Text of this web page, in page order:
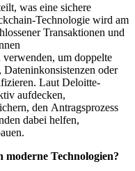
was eine sichere
Technologie wird am
Transaktionen und
um doppelte
oder
Laut Deloitte-
aufdecken,
den Antragsprozess
dabei helfen,
moderne Technologien?